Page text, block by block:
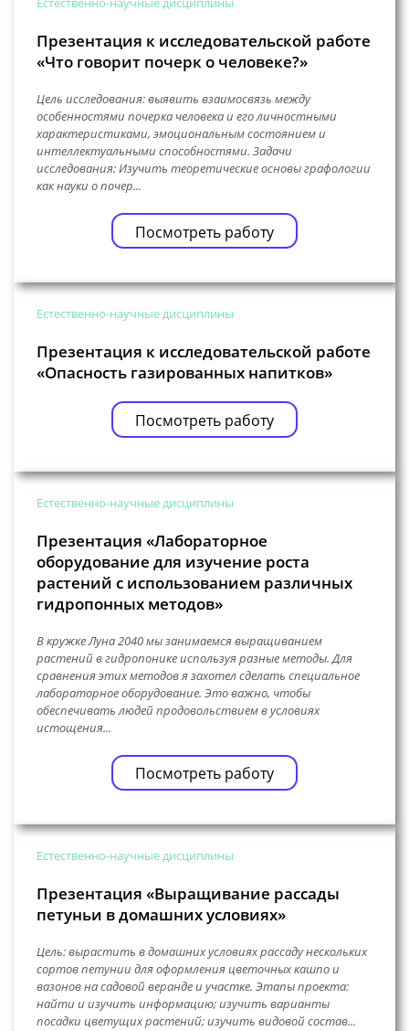
Презентация к исследовательской работе
«Что говорит почерк о человеке?»
Цель исследования: выявить взаимосвязь между
особенностями почерка человека и его личностными
характеристиками, эмоциональным состоянием и
интеллектуальными способностями. Задачи
исследования: Изучить теоретические основы графологии
как науки о почер...
Посмотреть работу
Естественно-научные дисциплины
Презентация к исследовательской работе
«Опасность газированных напитков»
Посмотреть работу
Естественно-научные дисциплины
Презентация «Лабораторное
оборудование для изучение роста
растений с использованием различных
гидропонных методов»
В кружке Луна 2040 мы занимаемся выращиванием
растений в гидропонике используя разные методы. Для
сравнения этих методов я захотел сделать специальное
лабораторное оборудование. Это важно, чтобы
обеспечивать людей продовольствием в условиях
истощения...
Посмотреть работу
Естественно-научные дисциплины
Презентация «Выращивание рассады
петуньи в домашних условиях»
Цель: вырастить в домашних условиях рассаду нескольких
сортов петунии для оформления цветочных кашпо и
вазонов на садовой веранде и участке. Этапы проекта:
найти и изучить информацию; изучить варианты
посадки цветущих растений; изучить видовой состав...